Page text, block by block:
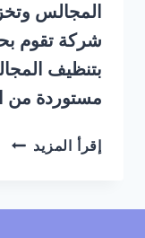
المجالس
شركة تقوم
بتنظيف
مستوردة من
إقرأ المزيد شركة